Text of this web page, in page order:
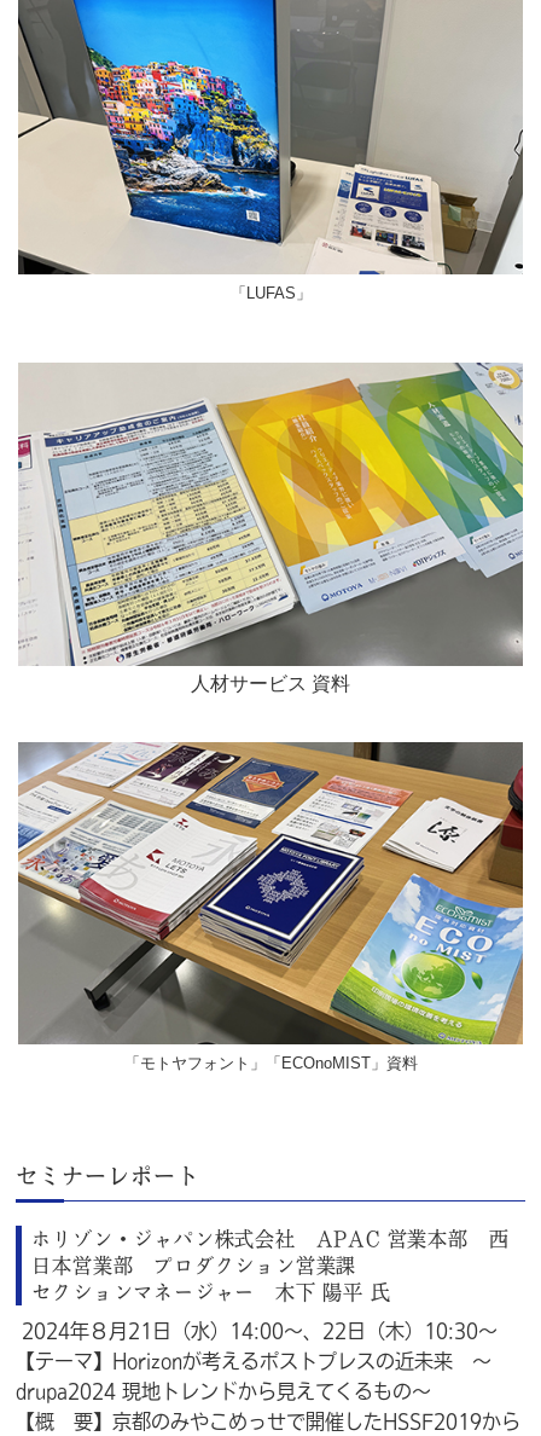
「LUFAS」
人材サービス 資料
「モトヤフォント」「ECOnoMIST」資料
セミナーレポート
ホリゾン・ジャパン株式会社 APAC 営業本部 西
日本営業部 プロダクション営業課
セクションマネージャー 木下 陽平 氏
2024年８月21日（水）14:00～、22日（木）10:30～
【テーマ】Horizonが考えるポストプレスの近未来 ～
drupa2024 現地トレンドから見えてくるもの～
【概 要】京都のみやこめっせで開催したHSSF2019から